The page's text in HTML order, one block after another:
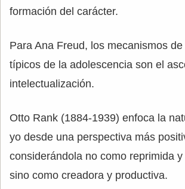
formación del carácter.
Para Ana Freud, los mecanismos
típicos de la adolescencia son el
intelectualización.
Otto Rank (1884-1939) enfoca la
yo desde una perspectiva más
considerándola no como reprimida
sino como creadora y productiva.